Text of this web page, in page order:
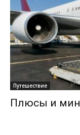
Путешествие
Плюсы и